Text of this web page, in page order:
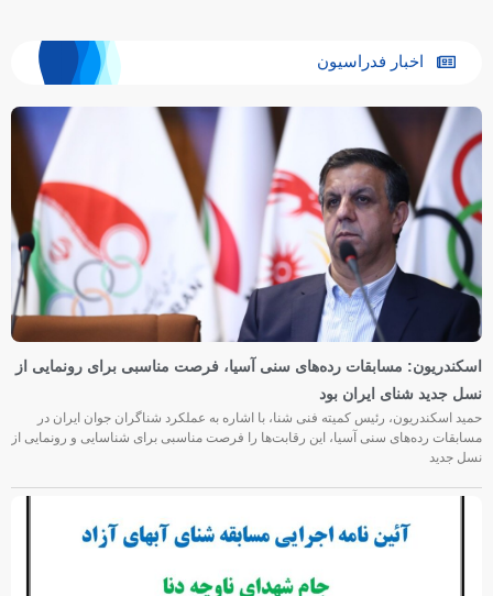
اخبار فدراسیون
اسکندریون: مسابقات رده‌های سنی آسیا، فرصت مناسبی برای رونمایی از
نسل جدید شنای ایران بود
حمید اسکندریون، رئیس کمیته فنی شنا، با اشاره به عملکرد شناگران جوان ایران در
مسابقات رده‌های سنی آسیا، این رقابت‌ها را فرصت مناسبی برای شناسایی و رونمایی از
نسل جدید